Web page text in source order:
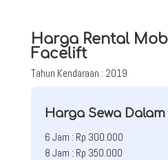
Harga Rental
Facelift
Tahun Kendaraan : 2019
Harga Sewa
6 Jam : Rp 300.000
8 Jam : Rp 350.000